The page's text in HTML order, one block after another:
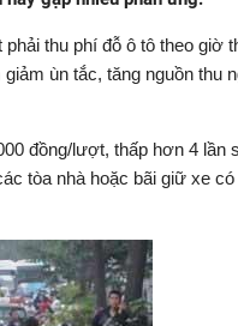
thu phí đỗ ô tô theo giờ
ùn tắc, tăng nguồn thu
đồng/lượt, thấp hơn 4 lần
tòa nhà hoặc bãi giữ xe